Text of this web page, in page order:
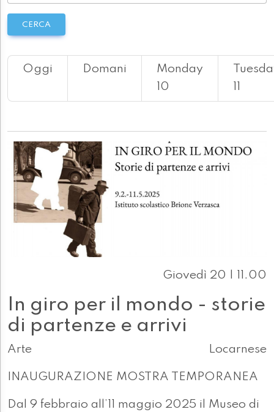
CERCA
Oggi Domani
Monday
10
11
Giovedì 20 | 11.00
In giro per il mondo - storie
di partenze e arrivi
Arte Locarnese
INAUGURAZIONE MOSTRA TEMPORANEA
Dal 9 febbraio all’11 maggio 2025 il Museo di